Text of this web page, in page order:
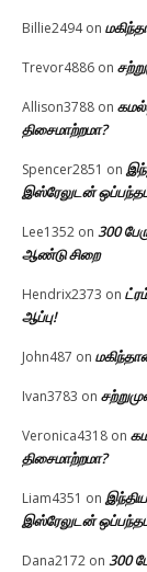
Billie2494on
Trevor4886 on
Allison3788 on
திசைமாற்றமா?
Spencer2851 on
இஸ்ரேலுடன்
Lee1352 on 300
ஆண்டு சிறை
Hendrix2373 on
ஆப்பு!
John487 on
Ivan3783 on
Veronica4318 on
திசைமாற்றமா?
Liam4351 on
இஸ்ரேலுடன்
Dana2172 on 300